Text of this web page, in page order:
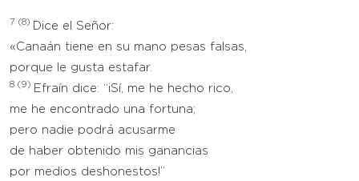
7 (8)
Dice el Señor:
«Canaán tiene en su mano pesas falsas,
porque le gusta estafar.
8 (9) Efraín dice: “¡Sí, me he hecho rico,
me he encontrado una fortuna;
pero nadie podrá acusarme
de haber obtenido mis ganancias
por medios deshonestos!”